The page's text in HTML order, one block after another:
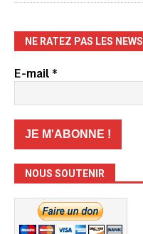
NE RATEZ PAS LES NEWS
E-mail*
NOUS SOUTENIR